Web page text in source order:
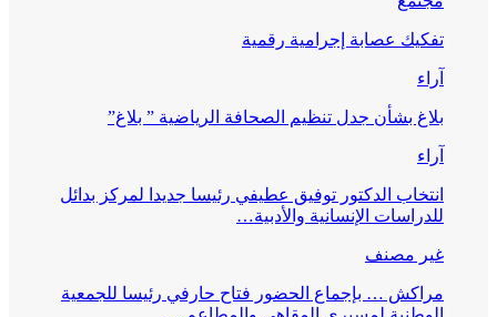
تفكيك عصابة إجرامية رقمية
آراء
بلاغ بشأن جدل تنظيم الصحافة الرياضية ” بلاغ”
آراء
انتخاب الدكتور توفيق عطيفي رئيسا جديدا لمركز بدائل
للدراسات الإنسانية والأدبية…
غير مصنف
مراكش … بإجماع الحضور فتاح حارفي رئيسا للجمعية